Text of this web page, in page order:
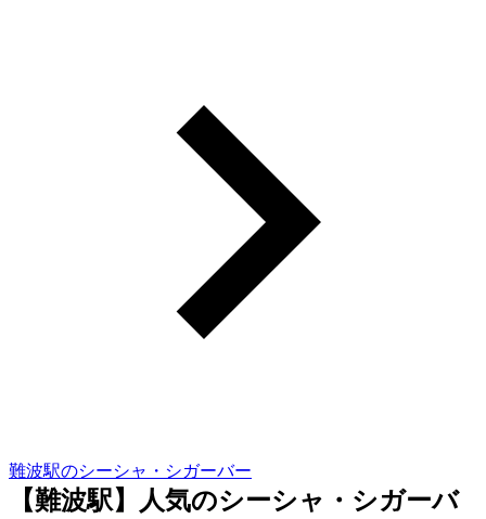
難波駅のシーシャ・シガーバー
【難波駅】人気のシーシャ・シガーバ